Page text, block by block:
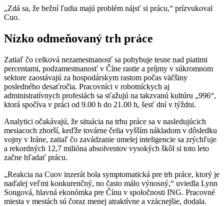
„Zdá sa, že bežní ľudia majú problém nájsť si prácu,“ prízvukoval
Cuo.
Nízko odmeňovaný trh práce
Zatiaľ čo celková nezamestnanosť sa pohybuje tesne nad piatimi
percentami, podzamestnanosť v Číne rastie a príjmy v súkromnom
sektore zaostávajú za hospodárskym rastom počas väčšiny
posledného desaťročia. Pracovníci v robotníckych aj
administratívnych profesiách sa sťažujú na takzvanú kultúru „996“,
ktorá spočíva v práci od 9.00 h do 21.00 h, šesť dní v týždni.
Analytici očakávajú, že situácia na trhu práce sa v nasledujúcich
mesiacoch zhorší, keďže továrne čelia vyšším nákladom v dôsledku
vojny v Iráne, zatiaľ čo zavádzanie umelej inteligencie sa zrýchľuje
a rekordných 12,7 milióna absolventov vysokých škôl si toto leto
začne hľadať prácu.
„Reakcia na Cuov inzerát bola symptomatická pre trh práce, ktorý je
naďalej veľmi konkurenčný, no často málo výnosný,“ uviedla Lynn
Songová, hlavná ekonómka pre Čínu v spoločnosti ING. Pracovné
miesta v mestách sú čoraz menej atraktívne a vzácnejšie, dodala.